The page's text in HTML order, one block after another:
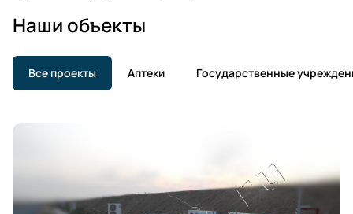
Наши объекты
Все проекты Аптеки Государственные